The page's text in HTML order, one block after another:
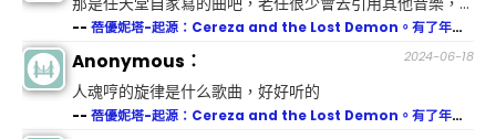
-- 蓓優妮塔-起源：Cereza and the Lost Demon。有了年紀後，哭點總是特別低。
2024-06-18
Anonymous：
人魂哼的旋律是什么歌曲，好好听的
-- 蓓優妮塔-起源：Cereza and the Lost Demon。有了年紀後，哭點總是特別低。